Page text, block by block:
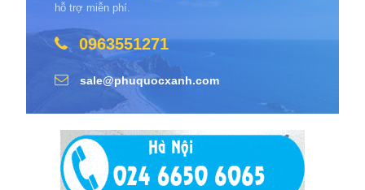
hỗ trợ miễn phí.
0963551271
sale@phuquocxanh.com